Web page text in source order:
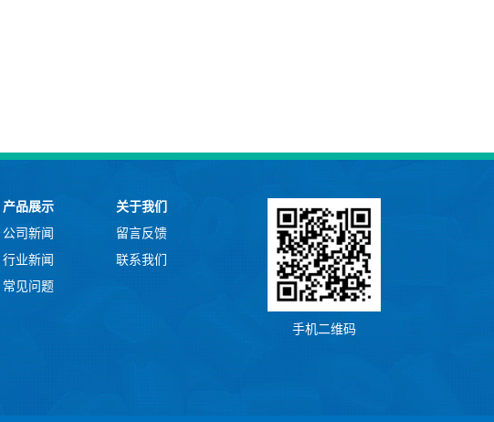
产品展示
公司新闻
行业新闻
常见问题
关于我们
留言反馈
联系我们
手机二维码